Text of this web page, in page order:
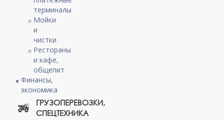
терминалы
Мойки
и
чистки
Рестораны
и кафе,
общепит
Финансы,
экономика
ГРУЗОПЕРЕВОЗКИ,
СПЕЦТЕХНИКА